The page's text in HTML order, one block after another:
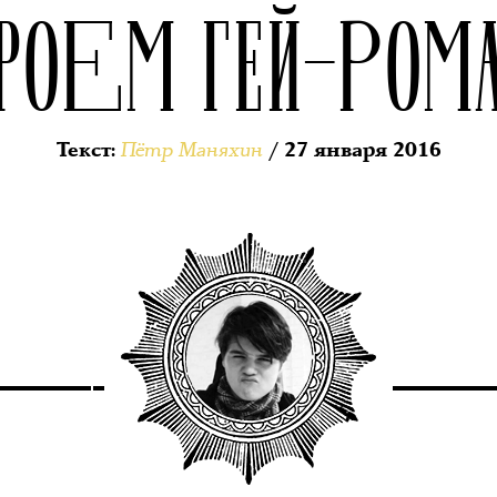
Текст:Пётр Маняхин / 27 января 2016